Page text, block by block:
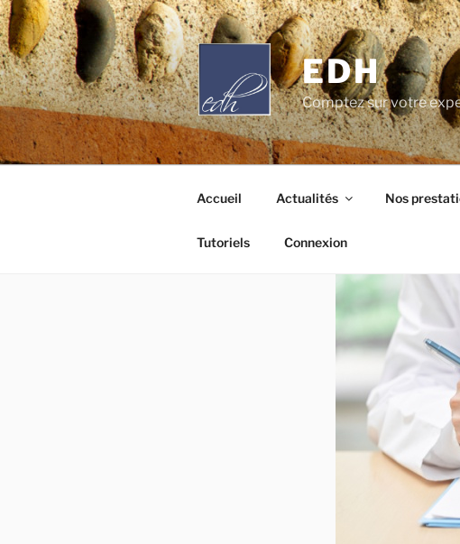
Aller
au
contenu
principal
EDH
Comptez sur votre
Accueil Actualités Nos
Tutoriels Connexion